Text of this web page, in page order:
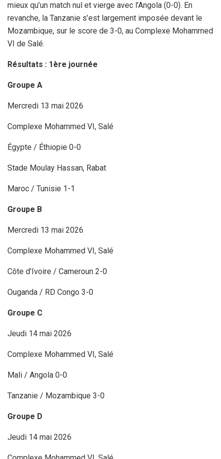
mieux qu’un match nul et vierge avec l’Angola (0-0). En
revanche, la Tanzanie s’est largement imposée devant le
Mozambique, sur le score de 3-0, au Complexe Mohammed
VI de Salé.
Résultats : 1ère journée
Groupe A
Mercredi 13 mai 2026
Complexe Mohammed VI, Salé
Égypte / Éthiopie 0-0
Stade Moulay Hassan, Rabat
Maroc / Tunisie 1-1
Groupe B
Mercredi 13 mai 2026
Complexe Mohammed VI, Salé
Côte d’Ivoire / Cameroun 2-0
Ouganda / RD Congo 3-0
Groupe C
Jeudi 14 mai 2026
Complexe Mohammed VI, Salé
Mali / Angola 0-0
Tanzanie / Mozambique 3-0
Groupe D
Jeudi 14 mai 2026